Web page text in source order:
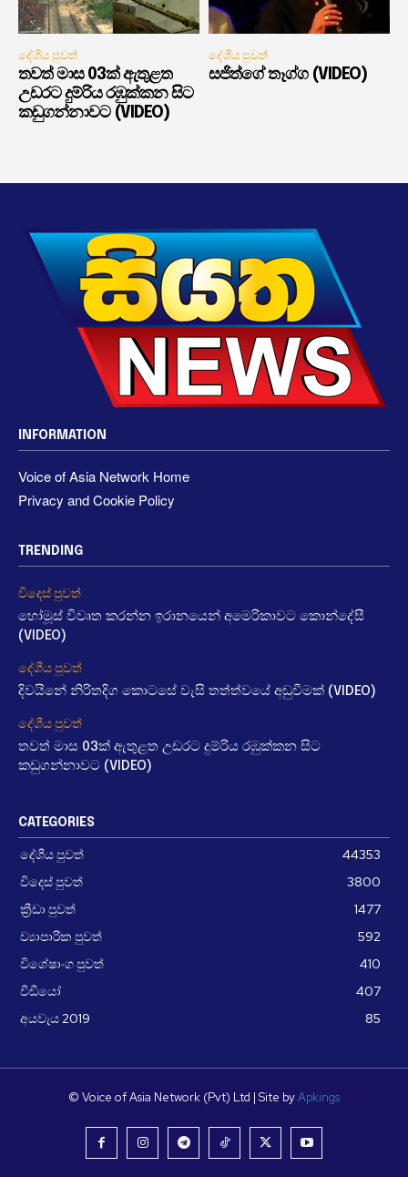
දේශීය පුවත්
තවත් මාස 03ක් ඇතුළත
උඩරට දුම්රිය රඹුක්කන සිට
කඩුගන්නාවට (VIDEO)
දේශීය පුවත්
සජිත්ගේ තෑග්ග (VIDEO)
INFORMATION
Voice of Asia Network Home
Privacy and Cookie Policy
TRENDING
විදෙස් පුවත්
හෝමූස් විවෘත කරන්න ඉරානයෙන් අමෙරිකාවට කොන්දේසී
(VIDEO)
දේශීය පුවත්
දිවයිනේ නිරිතදිග කොටසේ වැසි තත්ත්වයේ අඩුවීමක් (VIDEO)
දේශීය පුවත්
තවත් මාස 03ක් ඇතුළත උඩරට දුම්රිය රඹුක්කන සිට
කඩුගන්නාවට (VIDEO)
CATEGORIES
දේශීය පුවත්
44353
විදෙස් පුවත්
3800
ක්‍රීඩා පුවත්
1477
ව්‍යාපාරික පුවත්
592
විශේෂාංග පුවත්
410
වීඩීයෝ
407
අයවැය 2019
85
© Voice of Asia Network (Pvt) Ltd | Site byApkings